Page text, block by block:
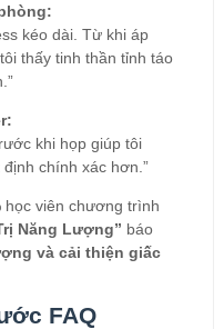
kéo dài. Từ khi áp
thấy tinh thần tỉnh táo
khi họp giúp tôi
chính xác hơn.”
học viên chương trình
Năng Lượng” báo
và cải thiện giấc
FAQ